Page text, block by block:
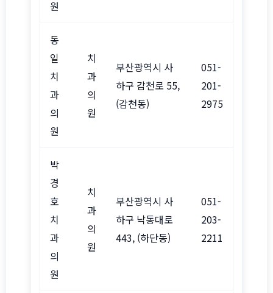
원
동
일
치
과
의
원
치
과
의
원
부산광역시 사
하구 감천로 55,
(감천동)
051-
201-
2975
박
경
호
치
과
의
원
치
과
의
원
부산광역시 사
하구 낙동대로
443, (하단동)
051-
203-
2211